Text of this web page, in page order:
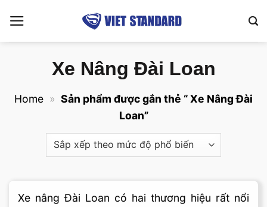
qua
nội
Xe Nâng Đài Loan
Home » Sản phẩm được gắn thẻ “ Xe Nâng Đài
Loan”
Xe nâng Đài Loan có hai thương hiệu rất nổi